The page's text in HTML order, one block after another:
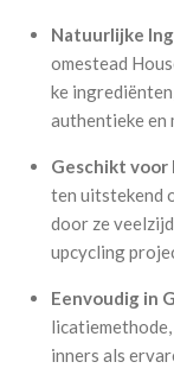
Natuurlijke
omestead
ke
authentiekeen
Geschikt voor
ten uitstekend
door ze
upcycling
Eenvoudig in
licatiemethode,
inners als